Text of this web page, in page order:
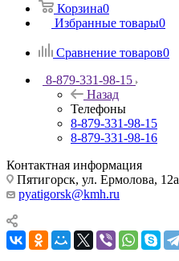
Корзина0
Избранные товары0
Сравнение товаров0
8-879-331-98-15
Назад
Телефоны
8-879-331-98-15
8-879-331-98-16
Контактная информация
Пятигорск, ул. Ермолова, 12а
pyatigorsk@kmh.ru